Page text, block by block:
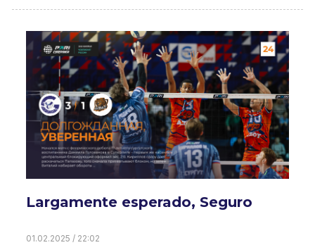
Largamente esperado, Seguro
01.02.2025 / 22:02